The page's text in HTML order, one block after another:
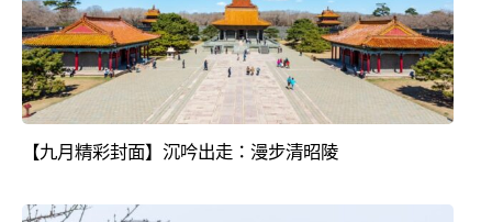
【九月精彩封面】沉吟出走：漫步清昭陵